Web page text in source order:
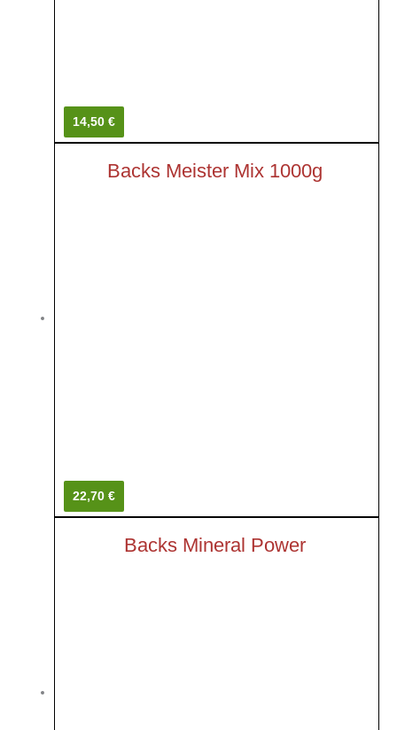
14,50 €
Backs Meister Mix 1000g
22,70 €
Backs Mineral Power